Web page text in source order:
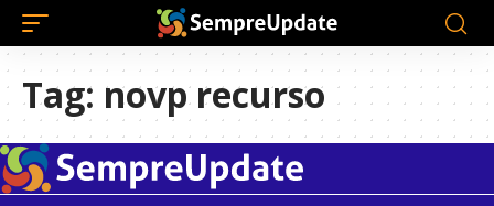
Tag: novp recurso